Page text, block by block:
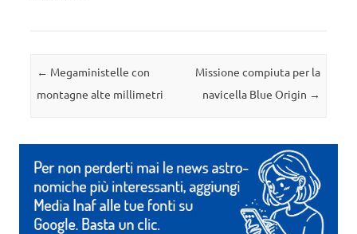
Navigazione articolo
← Megaministelle con
montagne alte millimetri
Missione compiuta per la
navicella Blue Origin →